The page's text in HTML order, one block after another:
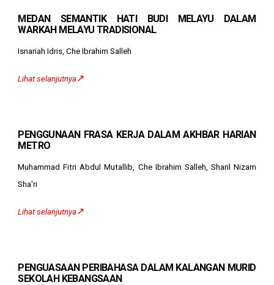
MEDAN SEMANTIK HATI BUDI MELAYU DALAM
WARKAH MELAYU TRADISIONAL
Isnariah Idris, Che Ibrahim Salleh
Lihat selanjutnya↗️
PENGGUNAAN FRASA KERJA DALAM AKHBAR HARIAN
METRO
Muhammad Fitri Abdul Mutallib, Che Ibrahim Salleh, Sharil Nizam
Sha'ri
Lihat selanjutnya↗️
PENGUASAAN PERIBAHASA DALAM KALANGAN MURID
SEKOLAH KEBANGSAAN